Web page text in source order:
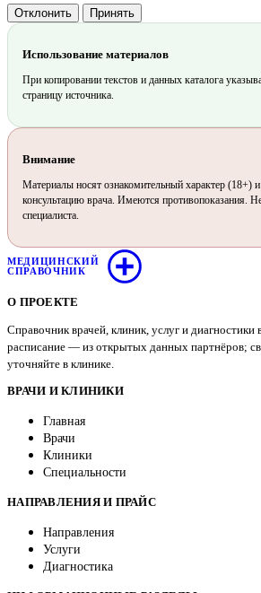
Отклонить Принять
Использование материалов
При копировании текстов и данных каталога
страницу источника.
Внимание
Материалы носят ознакомительный характер (18+)
консультацию врача. Имеются противопоказания.
специалиста.
МЕДИЦИНСКИЙ
СПРАВОЧНИК
О ПРОЕКТЕ
Справочник врачей, клиник, услуг и
расписание — из открытых данных партнёров;
уточняйте в клинике.
ВРАЧИ И КЛИНИКИ
Главная
Врачи
Клиники
Специальности
НАПРАВЛЕНИЯ И ПРАЙС
Направления
Услуги
Диагностика